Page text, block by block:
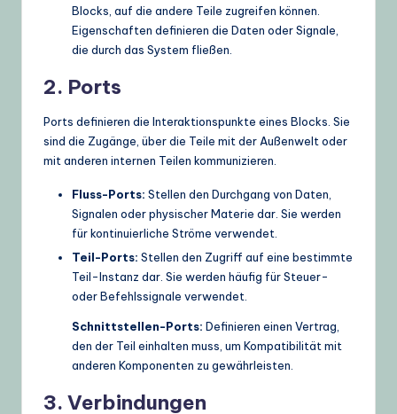
Blocks, auf die andere Teile zugreifen können.
Eigenschaften definieren die Daten oder Signale,
die durch das System fließen.
2. Ports
Ports definieren die Interaktionspunkte eines Blocks. Sie
sind die Zugänge, über die Teile mit der Außenwelt oder
mit anderen internen Teilen kommunizieren.
Fluss-Ports: Stellen den Durchgang von Daten,
Signalen oder physischer Materie dar. Sie werden
für kontinuierliche Ströme verwendet.
Teil-Ports: Stellen den Zugriff auf eine bestimmte
Teil-Instanz dar. Sie werden häufig für Steuer-
oder Befehlssignale verwendet.
Schnittstellen-Ports: Definieren einen Vertrag,
den der Teil einhalten muss, um Kompatibilität mit
anderen Komponenten zu gewährleisten.
3. Verbindungen